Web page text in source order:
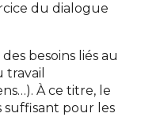
du dialogue
besoins liés au
À ce titre, le
pour les